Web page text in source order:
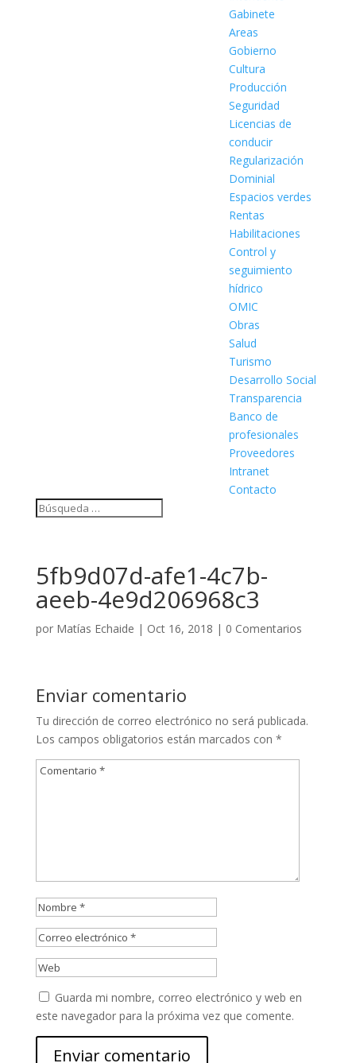
Gabinete
Areas
Gobierno
Cultura
Producción
Seguridad
Licencias de
conducir
Regularización
Dominial
Espacios verdes
Rentas
Habilitaciones
Control y
seguimiento
hídrico
OMIC
Obras
Salud
Turismo
Desarrollo Social
Transparencia
Banco de
profesionales
Proveedores
Intranet
Contacto
5fb9d07d-afe1-4c7b-
aeeb-4e9d206968c3
por Matías Echaide | Oct 16, 2018 | 0 Comentarios
Enviar comentario
Tu dirección de correo electrónico no será publicada.
Los campos obligatorios están marcados con *
Guarda mi nombre, correo electrónico y web en
este navegador para la próxima vez que comente.